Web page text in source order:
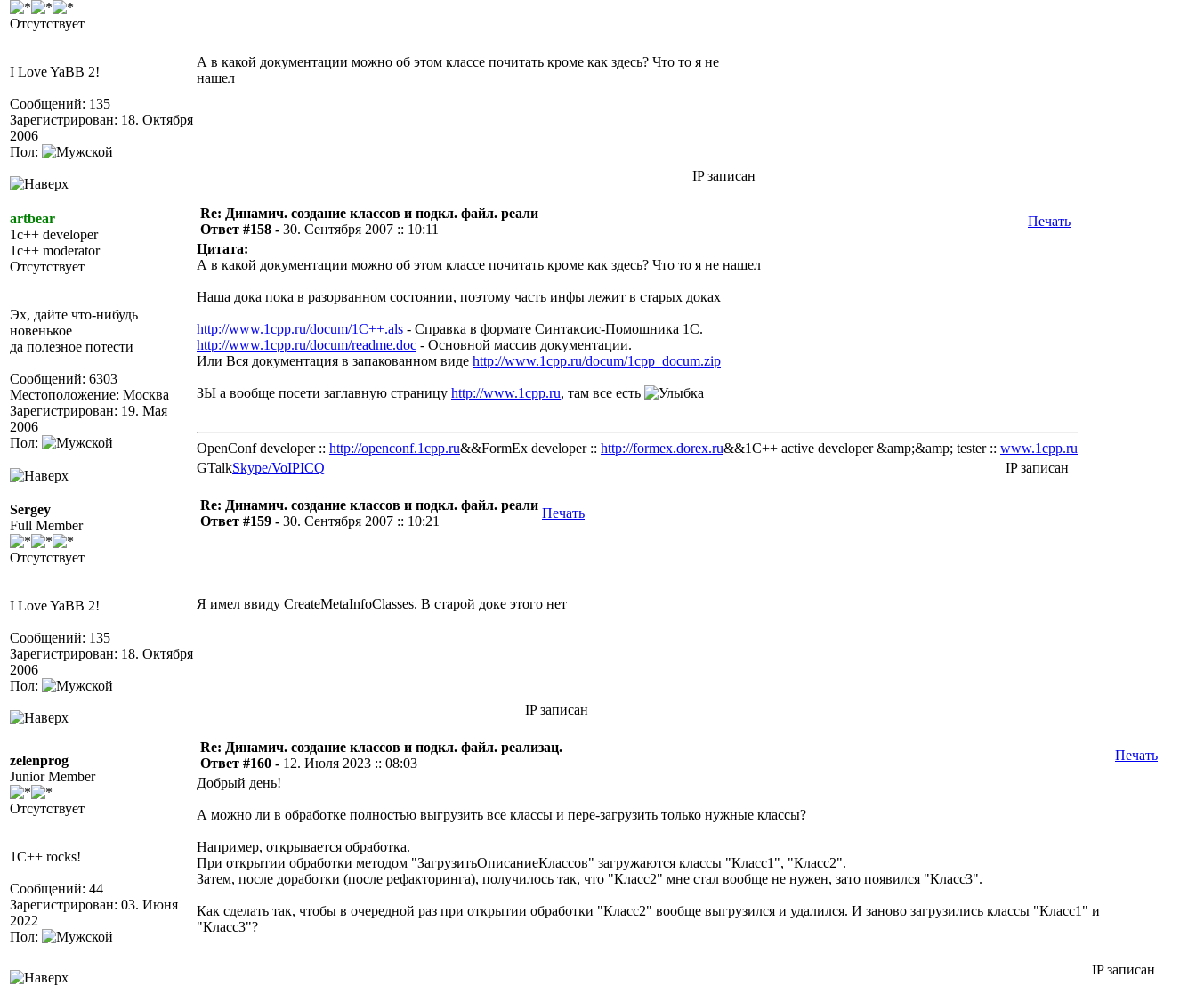
Отсутствует
I Love YaBB 2!
Сообщений: 135
Зарегистрирован: 18. Октября
2006
Пол:
А в какой документации можно об этом классе почитать кроме как здесь? Что то я не
нашел
IP записан
artbear
1c++ developer
1c++ moderator
Отсутствует
Эх, дайте что-нибудь
новенькое
да полезное потести
Сообщений: 6303
Местоположение: Москва
Зарегистрирован: 19. Мая
2006
Пол:
Re: Динамич. создание классов и подкл. файл. реали
Ответ #158 - 30. Сентября 2007 :: 10:11
Печать
Цитата:
А в какой документации можно об этом классе почитать кроме как здесь? Что то я не нашел
Наша дока пока в разорванном состоянии, поэтому часть инфы лежит в старых доках
http://www.1cpp.ru/docum/1C++.als - Справка в формате Синтаксис-Помошника 1С.
http://www.1cpp.ru/docum/readme.doc - Основной массив документации.
Или Вся документация в запакованном виде http://www.1cpp.ru/docum/1cpp_docum.zip
ЗЫ а вообще посети заглавную страницу http://www.1cpp.ru, там все есть
OpenConf developer :: http://openconf.1cpp.ru&&FormEx developer :: http://formex.dorex.ru&&1C++ active developer &amp;&amp; tester :: www.1cpp.ru
GTalkSkype/VoIPICQ IP записан
Sergey
Full Member
Отсутствует
I Love YaBB 2!
Сообщений: 135
Зарегистрирован: 18. Октября
2006
Пол:
Re: Динамич. создание классов и подкл. файл. реали
Ответ #159 - 30. Сентября 2007 :: 10:21
Печать
Я имел ввиду CreateMetaInfoClasses. В старой доке этого нет
IP записан
zelenprog
Junior Member
Отсутствует
1C++ rocks!
Сообщений: 44
Зарегистрирован: 03. Июня
2022
Пол:
Re: Динамич. создание классов и подкл. файл. реализац.
Ответ #160 - 12. Июля 2023 :: 08:03
Печать
Добрый день!
А можно ли в обработке полностью выгрузить все классы и пере-загрузить только нужные классы?
Например, открывается обработка.
При открытии обработки методом "ЗагрузитьОписаниеКлассов" загружаются классы "Класс1", "Класс2".
Затем, после доработки (после рефакторинга), получилось так, что "Класс2" мне стал вообще не нужен, зато появился "Класс3".
Как сделать так, чтобы в очередной раз при открытии обработки "Класс2" вообще выгрузился и удалился. И заново загрузились классы "Класс1" и
"Класс3"?
IP записан